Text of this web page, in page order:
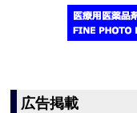
広告掲載